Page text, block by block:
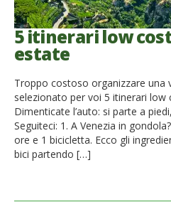
5 itinerari low
estate
Troppo costoso organizzare una
selezionato per voi 5 itinerari low
Dimenticate l’auto: si parte a
Seguiteci: 1. A Venezia in
ore e 1 bicicletta. Ecco gli
bici partendo […]